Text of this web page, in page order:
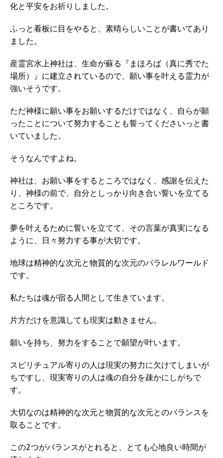
化と平安をお祈りしました。
ふっと看板に目をやると、素晴らしいことが書いてあり
ました。
産霊宮水上神社は、生命が蘇る『まほろば（真に秀でた
場所）』に建立されているので、願い事を叶える霊力が
強いそうです。
ただ神様に願い事をお願いするだけではなく、自らが願
ったことについて努力することも誓ってくださいっと書
いていました。
そうなんですよね。
神社は、お願い事をするところではなく、感謝を伝えた
り、神様の前で、自分としっかり向き合い誓いを立てる
ところです。
夢を叶えるために誓いを立てて、その言葉が真実になる
ように、日々努力する事が大切です。
地球は精神的な次元と物質的な次元のパラレルワールド
です。
私たちは魂が宿る人間として生きています。
片方だけを意識しても現実は動きません。
願いを持ち、努力をすることで願望が叶います。
スピリチュアル寄りの人は現実の努力に欠けてしまいが
ちですし、現実寄りの人は魂の自分を疎かにしがちで
す。
大切なのは精神的な次元と物質的な次元とのバランスを
取ることです。
この2つがバランスがとれると、とても心地良い時間が